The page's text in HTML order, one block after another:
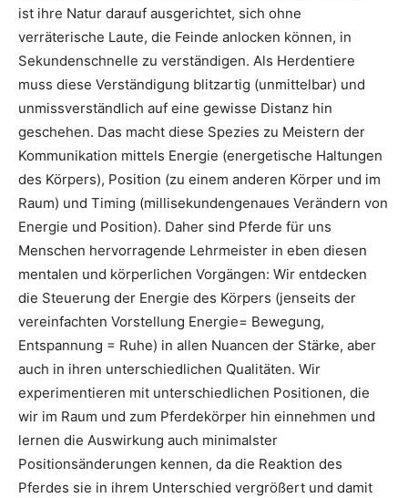
ist ihre Natur darauf ausgerichtet, sich ohne
verräterische Laute, die Feinde anlocken können, in
Sekundenschnelle zu verständigen. Als Herdentiere
muss diese Verständigung blitzartig (unmittelbar) und
unmissverständlich auf eine gewisse Distanz hin
geschehen. Das macht diese Spezies zu Meistern der
Kommunikation mittels Energie (energetische Haltungen
des Körpers), Position (zu einem anderen Körper und im
Raum) und Timing (millisekundengenaues Verändern von
Energie und Position). Daher sind Pferde für uns
Menschen hervorragende Lehrmeister in eben diesen
mentalen und körperlichen Vorgängen: Wir entdecken
die Steuerung der Energie des Körpers (jenseits der
vereinfachten Vorstellung Energie= Bewegung,
Entspannung = Ruhe) in allen Nuancen der Stärke, aber
auch in ihren unterschiedlichen Qualitäten. Wir
experimentieren mit unterschiedlichen Positionen, die
wir im Raum und zum Pferdekörper hin einnehmen und
lernen die Auswirkung auch minimalster
Positionsänderungen kennen, da die Reaktion des
Pferdes sie in ihrem Unterschied vergrößert und damit